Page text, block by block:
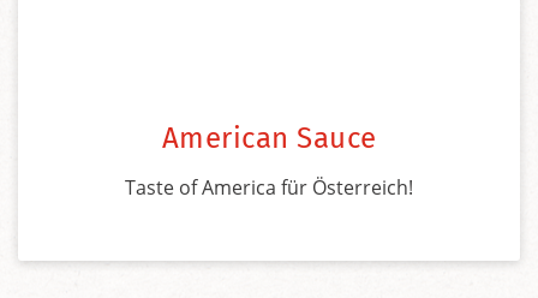
American Sauce
Taste of America für Österreich!